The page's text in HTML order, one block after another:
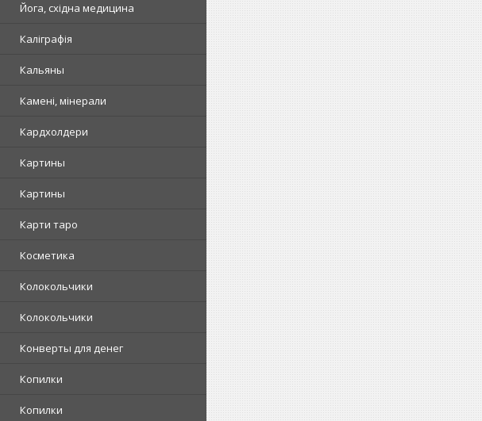
Йога, східна медицина
Каліграфія
Кальяны
Камені, мінерали
Кардхолдери
Картины
Картины
Карти таро
Косметика
Колокольчики
Колокольчики
Конверты для денег
Копилки
Копилки